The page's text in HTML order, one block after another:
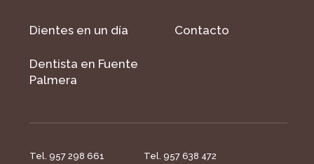
Dientes en un día Contacto
Dentista en Fuente
Palmera
Tel. 957 298 661
Tel. 957 638 472